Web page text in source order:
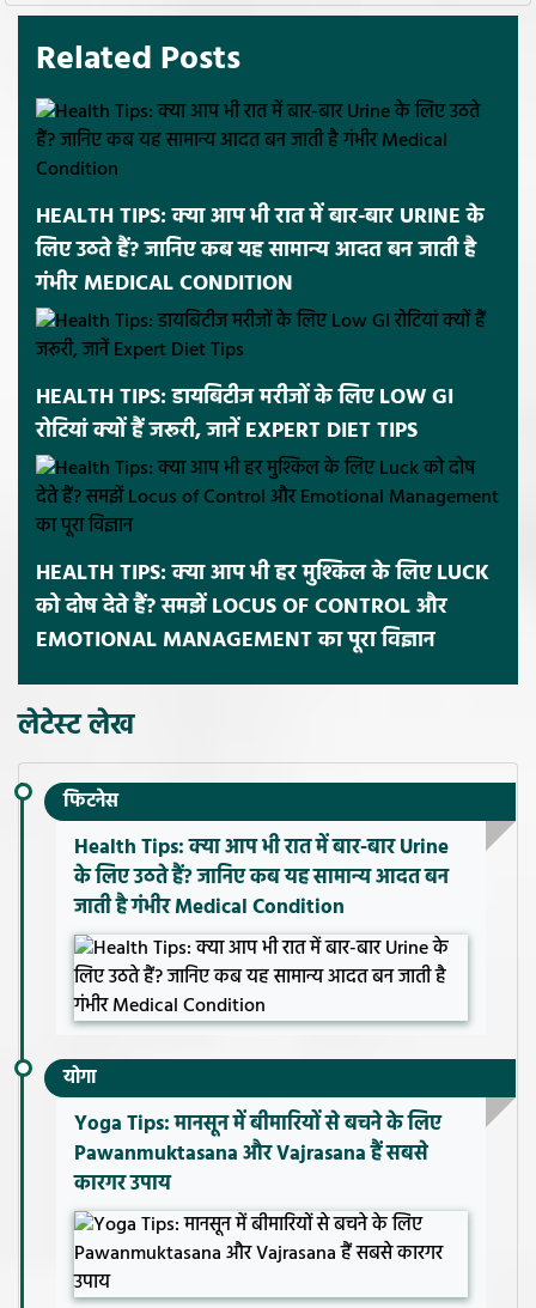
Related Posts
HEALTH TIPS: क्या आप भी रात में बार-बार URINE के
लिए उठते हैं? जानिए कब यह सामान्य आदत बन जाती है
गंभीर MEDICAL CONDITION
HEALTH TIPS: डायबिटीज मरीजों के लिए LOW GI
रोटियां क्यों हैं जरूरी, जानें EXPERT DIET TIPS
HEALTH TIPS: क्या आप भी हर मुश्किल के लिए LUCK
को दोष देते हैं? समझें LOCUS OF CONTROL और
EMOTIONAL MANAGEMENT का पूरा विज्ञान
लेटेस्ट लेख
फिटनेस
Health Tips: क्या आप भी रात में बार-बार Urine
के लिए उठते हैं? जानिए कब यह सामान्य आदत बन
जाती है गंभीर Medical Condition
योगा
Yoga Tips: मानसून में बीमारियों से बचने के लिए
Pawanmuktasana और Vajrasana हैं सबसे
कारगर उपाय